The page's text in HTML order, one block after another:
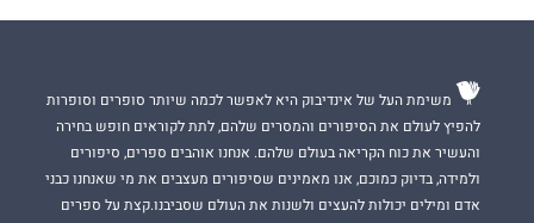
משימת העל של אינדיבוק היא לאפשר לכמה שיותר סופרים וסופרות
להפיץ לעולם את הסיפורים והמסרים שלהם, לתת לקוראים חופש בחירה
והעשיר את כוח הקריאה בעולם שלהם. אנחנו אוהבים ספרים, סיפורים
ולמידה, בדיוק כמוכם, אנו מאמינים שסיפורים מעצבים את מי שאנחנו כבני
אדם ומילים יכולות להעצים ולשנות את העולם שסביבנו.קצת על ספרים